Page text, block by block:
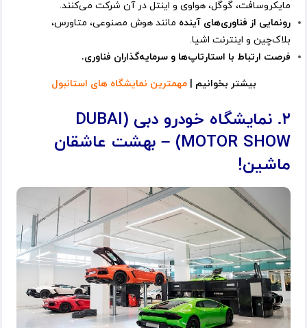
مایکروسافت، گوگل، هواوی و اینتل در آن شرکت می‌کنند.
رونمایی از فناوری‌های آینده مانند هوش مصنوعی، متاورس،
بلاک‌چین و اینترنت اشیا.
فرصت ارتباط با استارتاپ‌ها و سرمایه‌گذاران فناوری.
بیشتر بخوانیم |مهمترین نمایشگاه های استانبول
۲. نمایشگاه خودرو دبی (DUBAI
MOTOR SHOW) – بهشت عاشقان
ماشین!